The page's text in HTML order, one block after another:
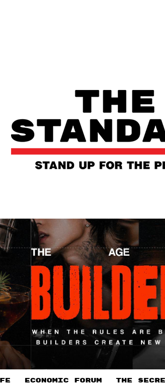
ECONOMIC FORUM THE